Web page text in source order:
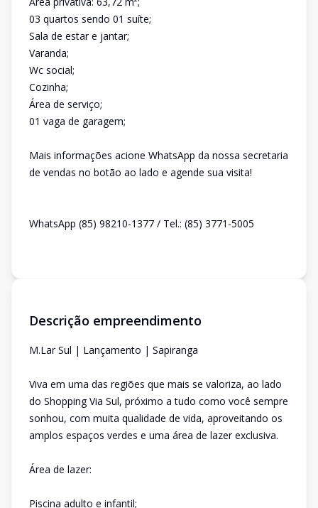
03 quartos sendo 01 suíte;
Sala de estar e jantar;
Varanda;
Wc social;
Cozinha;
Área de serviço;
01 vaga de garagem;
Mais informações acione WhatsApp da nossa secretaria
de vendas no botão ao lado e agende sua visita!
WhatsApp (85) 98210-1377 / Tel.: (85) 3771-5005
Descrição empreendimento
M.Lar Sul | Lançamento | Sapiranga
Viva em uma das regiões que mais se valoriza, ao lado
do Shopping Via Sul, próximo a tudo como você sempre
sonhou, com muita qualidade de vida, aproveitando os
amplos espaços verdes e uma área de lazer exclusiva.
Área de lazer:
Piscina adulto e infantil;